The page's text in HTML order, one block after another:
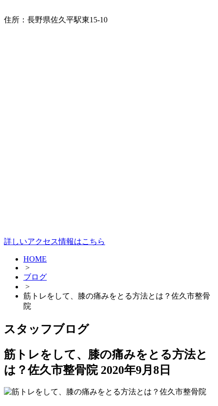
住所：長野県佐久平駅東15-10
詳しいアクセス情報はこちら
HOME
>
ブログ
>
筋トレをして、膝の痛みをとる方法とは？佐久市整骨
院
スタッフブログ
筋トレをして、膝の痛みをとる方法と
は？佐久市整骨院 2020年9月8日